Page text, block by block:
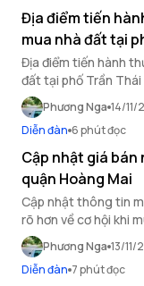
Địa điểm tiến
mua nhà đất tại
Địa điểm tiến hành
đất tại phố Trần
OneHousing bật mí
Phương Nga 14/11/
Diễn đàn 6 phút đọc
Cập nhật giá bán
quận Hoàng Mai
Cập nhật thông tin
rõ hơn về cơ hội khi
Trì, quận Hoàng Mai.
Phương Nga 13/11/
Diễn đàn 7 phút đọc